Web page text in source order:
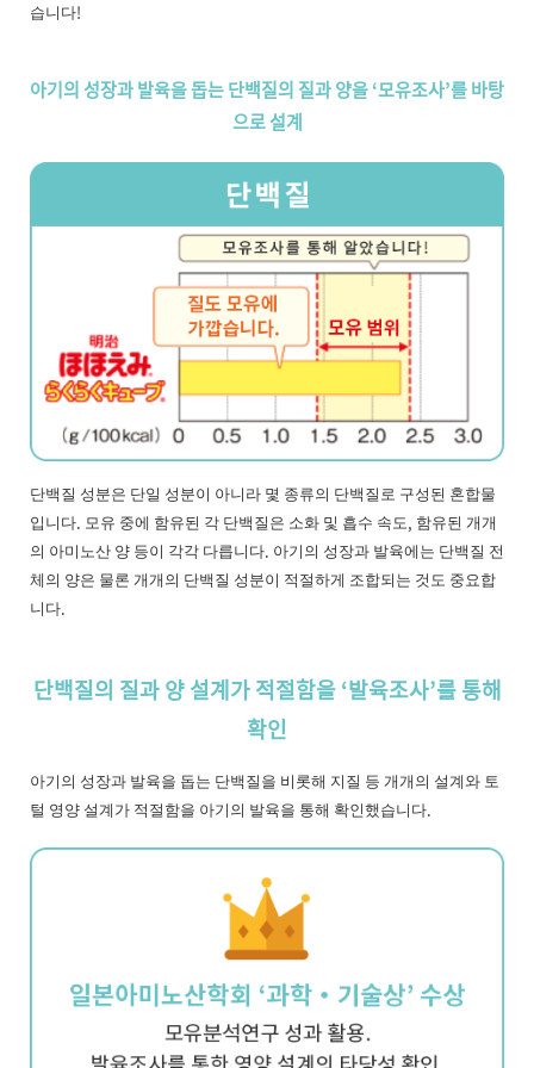
습니다!
아기의 성장과 발육을 돕는 단백질의 질과 양을 ‘모유조사’를 바탕
으로 설계
단백질 성분은 단일 성분이 아니라 몇 종류의 단백질로 구성된 혼합물
입니다. 모유 중에 함유된 각 단백질은 소화 및 흡수 속도, 함유된 개개
의 아미노산 양 등이 각각 다릅니다. 아기의 성장과 발육에는 단백질 전
체의 양은 물론 개개의 단백질 성분이 적절하게 조합되는 것도 중요합
니다.
단백질의 질과 양 설계가 적절함을 ‘발육조사’를 통해
확인
아기의 성장과 발육을 돕는 단백질을 비롯해 지질 등 개개의 설계와 토
털 영양 설계가 적절함을 아기의 발육을 통해 확인했습니다.